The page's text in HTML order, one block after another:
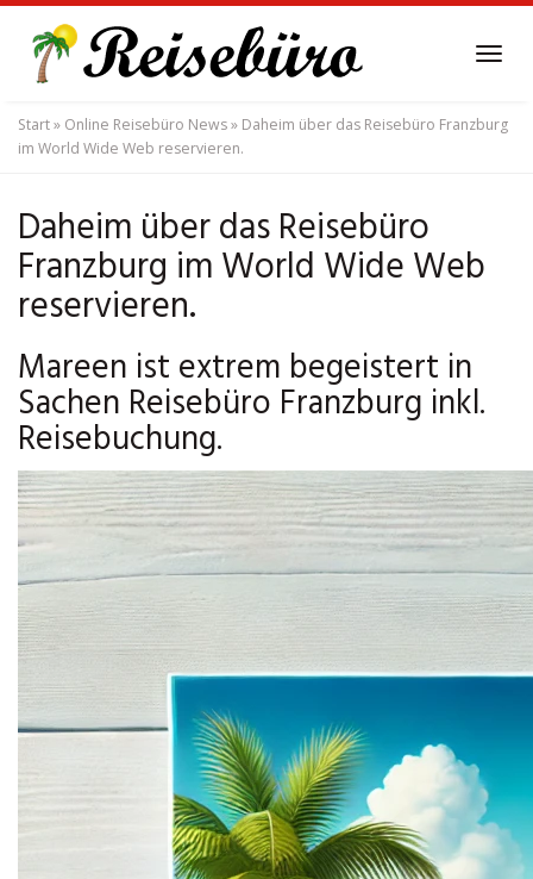
main
content
Start» Online Reisebüro News» Daheim über das Reisebüro Franzburg
im World Wide Web reservieren.
Daheim über das Reisebüro
Franzburg im World Wide Web
reservieren.
Mareen ist extrem begeistert in
Sachen Reisebüro Franzburg inkl.
Reisebuchung.